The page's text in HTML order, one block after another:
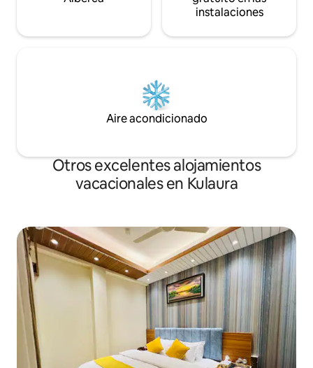
instalaciones
Aire acondicionado
Otros excelentes alojamientos
vacacionales en Kulaura